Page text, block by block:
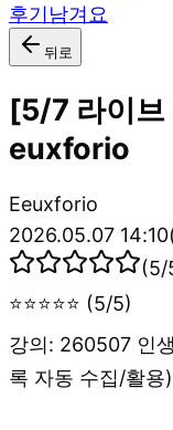
후기남겨요
뒤로
[5/7 라이
euxforio
Eeuxforio
2026.05.07 14:10
(5/
⭐⭐⭐⭐⭐ (5/5)
강의: 260507 인
록 자동 수집/활용)